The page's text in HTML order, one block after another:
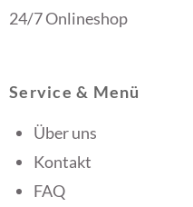
24/7 Onlineshop
Service & Menü
Über uns
Kontakt
FAQ